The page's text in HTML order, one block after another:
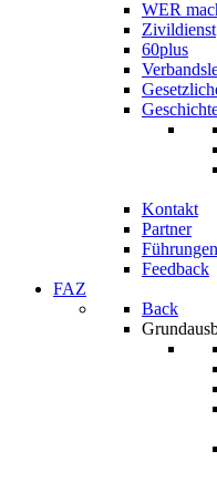
WER
Zivildienst
60plus
Kontakt
Partner
Führungen
Feedback
FAZ
Back